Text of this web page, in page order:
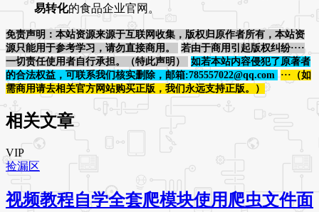
易转化的食品企业官网。
免责声明：本站资源来源于互联网收集，版权归原作者所有，本站资
源只能用于参考学习，请勿直接商用。
若由于商用引起版权纠纷····
一切责任使用者自行承担。（特此声明）
如若本站内容侵犯了原著者
的合法权益，可联系我们核实删除，邮箱:785557022@qq.com
···（如
需商用请去相关官方网站购买正版，我们永远支持正版。）
相关文章
VIP
捡漏区
视频教程自学全套爬模块使用爬虫文件面